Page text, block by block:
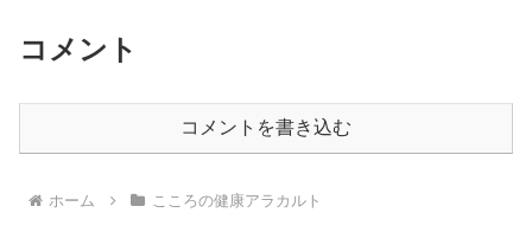
コメント
コメントを書き込む
ホーム こころの健康アラカルト